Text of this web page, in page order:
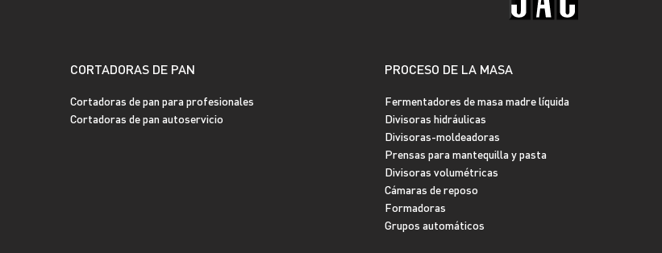
CORTADORAS DE PAN
Cortadoras de pan para profesionales
Cortadoras de pan autoservicio
PROCESO DE LA MASA
Fermentadores de masa madre líquida
Divisoras hidráulicas
Divisoras-moldeadoras
Prensas para mantequilla y pasta
Divisoras volumétricas
Cámaras de reposo
Formadoras
Grupos automáticos